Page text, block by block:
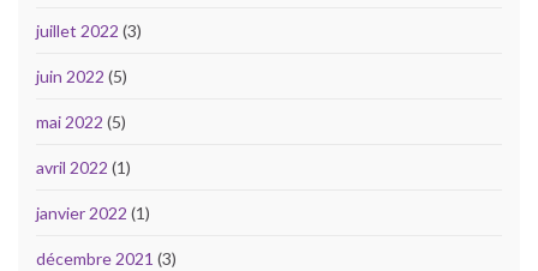
juillet 2022 (3)
juin 2022 (5)
mai 2022 (5)
avril 2022 (1)
janvier 2022 (1)
décembre 2021 (3)